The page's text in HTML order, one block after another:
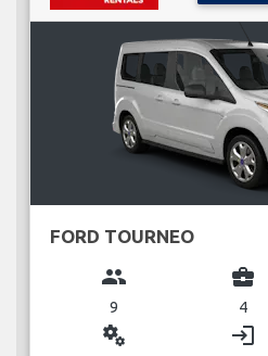
FORD TOURNEO
group
9
business_center
4
miscellaneous_services login